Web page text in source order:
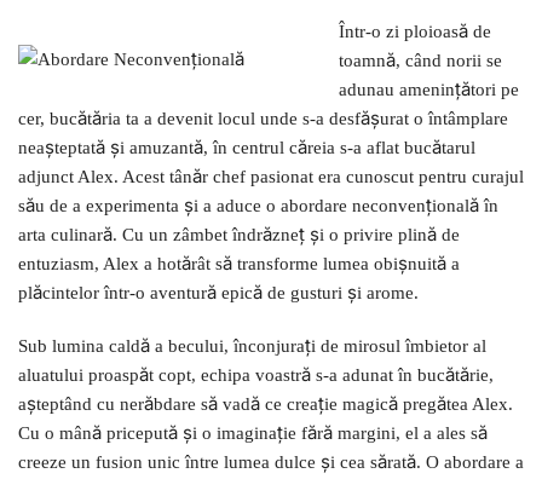
Într-o zi ploioasă de
toamnă, când norii se
adunau amenințători pe
cer, bucătăria ta a devenit locul unde s-a desfășurat o întâmplare
neașteptată și amuzantă, în centrul căreia s-a aflat bucătarul
adjunct Alex. Acest tânăr chef pasionat era cunoscut pentru curajul
său de a experimenta și a aduce o abordare neconvențională în
arta culinară. Cu un zâmbet îndrăzneț și o privire plină de
entuziasm, Alex a hotărât să transforme lumea obișnuită a
plăcintelor într-o aventură epică de gusturi și arome.
Sub lumina caldă a becului, înconjurați de mirosul îmbietor al
aluatului proaspăt copt, echipa voastră s-a adunat în bucătărie,
așteptând cu nerăbdare să vadă ce creație magică pregătea Alex.
Cu o mână pricepută și o imaginație fără margini, el a ales să
creeze un fusion unic între lumea dulce și cea sărată. O abordare a